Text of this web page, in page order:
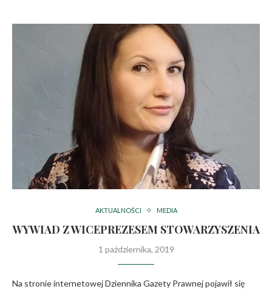
AKTUALNOŚCI MEDIA
WYWIAD Z WICEPREZESEM STOWARZYSZENIA
1 października, 2019
Na stronie internetowej Dziennika Gazety Prawnej pojawił się